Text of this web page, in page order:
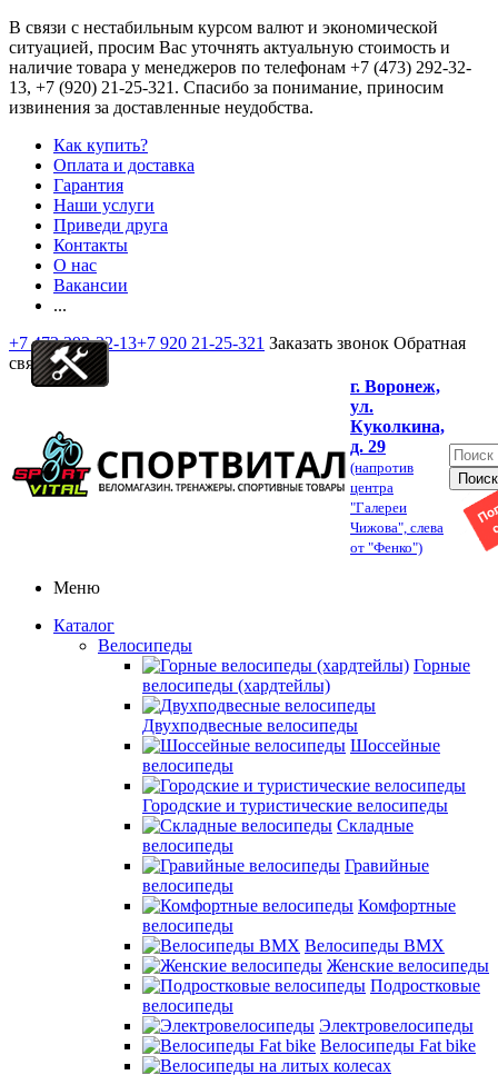
В связи с нестабильным курсом валют и экономической
ситуацией, просим Вас уточнять актуальную стоимость и
наличие товара у менеджеров по телефонам +7 (473) 292-32-
13, +7 (920) 21-25-321 . Спасибо за понимание, приносим
извинения за доставленные неудобства.
Как купить?
Оплата и доставка
Гарантия
Наши услуги
Приведи друга
Контакты
О нас
Вакансии
...
+7 473 292-32-13+7 920 21-25-321 Заказать звонок Обратная
связь
г. Воронеж,
ул.
Куколкина,
д. 29
(напротив
центра
"Галереи
Чижова", слева
от "Фенко")
Меню
Каталог
Велосипеды
Горные
велосипеды (хардтейлы)
Двухподвесные велосипеды
Шоссейные
велосипеды
Городские и туристические велосипеды
Складные
велосипеды
Гравийные
велосипеды
Комфортные
велосипеды
Велосипеды BMX
Женские велосипеды
Подростковые
велосипеды
Электровелосипеды
Велосипеды Fat bike